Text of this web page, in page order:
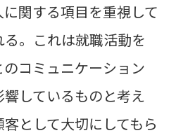
関する項目を重視して
。これは就職活動を
コミュニケーション
しているものと考え
として大切にしてもら